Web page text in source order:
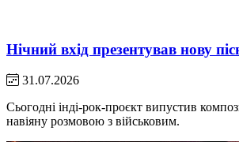
Нічний вхід презентував нову
31.07.2026
Сьогодні інді-рок-проєкт випустив
навіяну розмовою з військовим.